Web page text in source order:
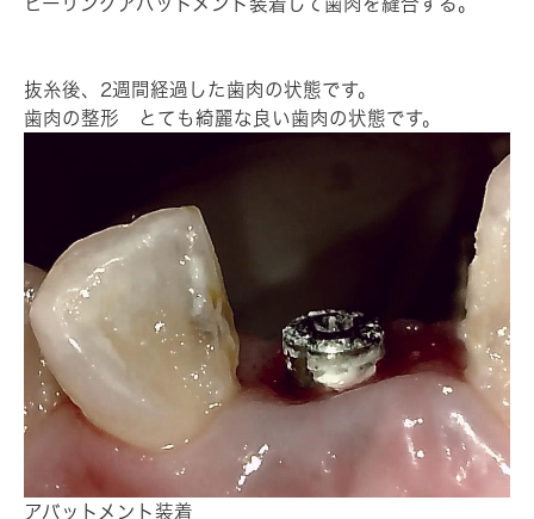
抜糸後、2週間経過した歯肉の状態です。
歯肉の整形 とても綺麗な良い歯肉の状態です。
アバットメント装着